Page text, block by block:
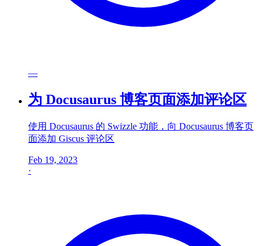
—
为 Docusaurus 博客页面添加评论区
使用 Docusaurus 的 Swizzle 功能，向 Docusaurus 博客页
面添加 Giscus 评论区
Feb 19, 2023
·